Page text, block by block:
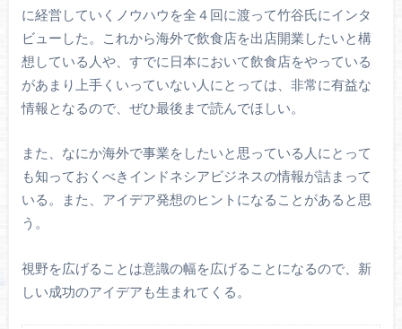
に経営していくノウハウを全４回に渡って竹谷氏にインタ
ビューした。これから海外で飲食店を出店開業したいと構
想している人や、すでに日本において飲食店をやっている
があまり上手くいっていない人にとっては、非常に有益な
情報となるので、ぜひ最後まで読んでほしい。
また、なにか海外で事業をしたいと思っている人にとって
も知っておくべきインドネシアビジネスの情報が詰まって
いる。また、アイデア発想のヒントになることがあると思
う。
視野を広げることは意識の幅を広げることになるので、新
しい成功のアイデアも生まれてくる。